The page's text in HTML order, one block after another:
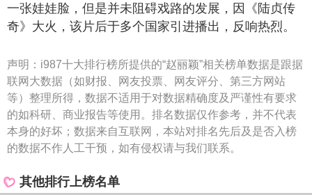
一张娃娃脸，但是并未阻碍戏路的发展，因《陆贞传
奇》大火，该片后于多个国家引进播出，反响热烈。
声明： i987十大排行榜所提供的“赵丽颖”相关榜单数据是跟据
联网大数据（如财报、网友投票、网友评分、第三方网站
等）整理所得，数据不适用于对数据精确度及严谨性有要求
的如科研、商业报告等使用。排名数据仅作参考，并不代表
本身的好坏；数据来自互联网，本站对排名先后及是否入榜
的数据不作人工干预，如有侵权请与我们联系。
其他排行上榜名单